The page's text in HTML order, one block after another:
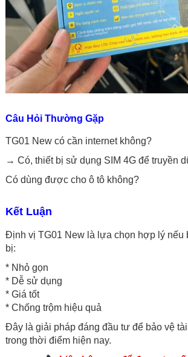
Câu Hỏi Thường Gặp
TG01 New có cần internet không?
→ Có, thiết bị sử dụng SIM 4G để truyền
Có dùng được cho ô tô không?
Kết Luận
Định vị TG01 New là lựa chọn hợp lý nếu
bị:
* Nhỏ gọn
* Dễ sử dụng
* Giá tốt
* Chống trộm hiệu quả
Đây là giải pháp đáng đầu tư để bảo vệ
trong thời điểm hiện nay.